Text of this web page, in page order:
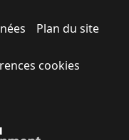
Plan du site
cookies